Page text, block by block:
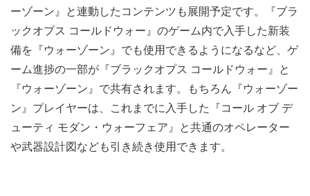
ーゾーン』と連動したコンテンツも展開予定です。『ブラ
ックオプス コールドウォー』のゲーム内で入手した新装
備を『ウォーゾーン』でも使用できるようになるなど、ゲ
ーム進捗の一部が『ブラックオプス コールドウォー』と
『ウォーゾーン』で共有されます。もちろん『ウォーゾー
ン』プレイヤーは、これまでに入手した『コール オブ デ
ューティ モダン・ウォーフェア』と共通のオペレーター
や武器設計図なども引き続き使用できます。